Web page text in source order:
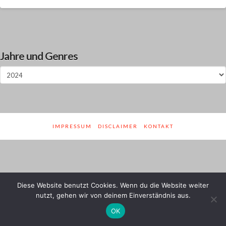
Jahre und Genres
Jahre
und
IMPRESSUM DISCLAIMER KONTAKT
Diese Website benutzt Cookies. Wenn du die Website weiter
nutzt, gehen wir von deinem Einverständnis aus.
OK